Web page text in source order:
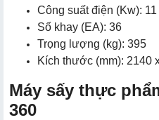
Công suất điện (Kw): 11
Số khay (EA): 36
Trọng lượng (kg): 395
Kích thước (mm): 2140
Máy sấy thực
360